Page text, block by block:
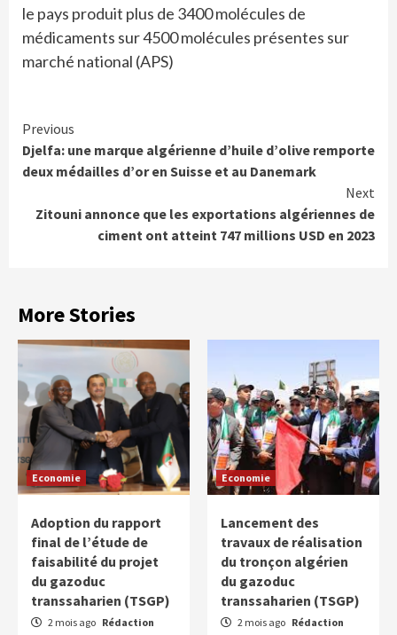
le pays produit plus de 3400 molécules de
médicaments sur 4500 molécules présentes sur
marché national (APS)
Continue
Reading
Previous
Djelfa: une marque algérienne d’huile d’olive remporte
deux médailles d’or en Suisse et au Danemark
Next
Zitouni annonce que les exportations algériennes de
ciment ont atteint 747 millions USD en 2023
More Stories
Economie
Adoption du rapport
final de l’étude de
faisabilité du projet
du gazoduc
transsaharien (TSGP)
2 mois ago Rédaction
Economie
Lancement des
travaux de réalisation
du tronçon algérien
du gazoduc
transsaharien (TSGP)
2 mois ago Rédaction